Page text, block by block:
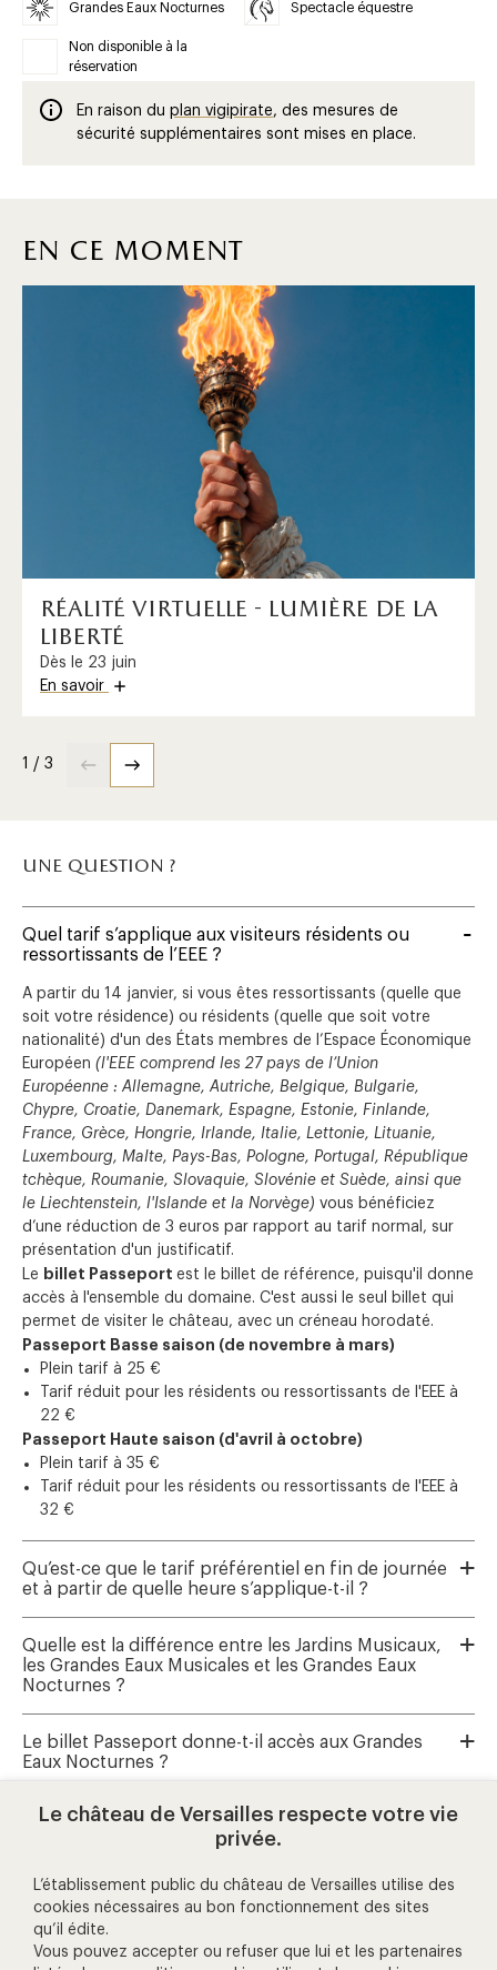
Grandes Eaux Nocturnes Spectacle équestre
Non disponible à la
réservation
En raison du plan vigipirate, des mesures de
sécurité supplémentaires sont mises en place.
en ce moment
réalité virtuelle - lumière de la
liberté
Dès le 23 juin
En savoir
1 / 3
une question ?
Quel tarif s’applique aux visiteurs résidents ou
ressortissants de l’EEE ?
A partir du 14 janvier, si vous êtes ressortissants (quelle que
soit votre résidence) ou résidents (quelle que soit votre
nationalité) d'un des États membres de l’Espace Économique
Européen (l'EEE comprend les 27 pays de l’Union
Européenne : Allemagne, Autriche, Belgique, Bulgarie,
Chypre, Croatie, Danemark, Espagne, Estonie, Finlande,
France, Grèce, Hongrie, Irlande, Italie, Lettonie, Lituanie,
Luxembourg, Malte, Pays-Bas, Pologne, Portugal, République
tchèque, Roumanie, Slovaquie, Slovénie et Suède, ainsi que
le Liechtenstein, l'Islande et la Norvège) vous bénéficiez
d’une réduction de 3 euros par rapport au tarif normal, sur
présentation d'un justificatif.
Le billet Passeport est le billet de référence, puisqu'il donne
accès à l'ensemble du domaine. C'est aussi le seul billet qui
permet de visiter le château, avec un créneau horodaté.
Passeport Basse saison (de novembre à mars)
Plein tarif à 25 €
Tarif réduit pour les résidents ou ressortissants de l'EEE à
22 €
Passeport Haute saison (d'avril à octobre)
Plein tarif à 35 €
Tarif réduit pour les résidents ou ressortissants de l'EEE à
32 €
Qu’est-ce que le tarif préférentiel en fin de journée
et à partir de quelle heure s’applique-t-il ?
Quelle est la différence entre les Jardins Musicaux,
les Grandes Eaux Musicales et les Grandes Eaux
Nocturnes ?
Le billet Passeport donne-t-il accès aux Grandes
Eaux Nocturnes ?
Où réserver les Grandes Eaux Musicales et les
aide et contact
Le château de Versailles respecte votre vie
privée.
L’établissement public du château de Versailles utilise des
cookies nécessaires au bon fonctionnement des sites
qu’il édite.
Vous pouvez accepter ou refuser que lui et les partenaires